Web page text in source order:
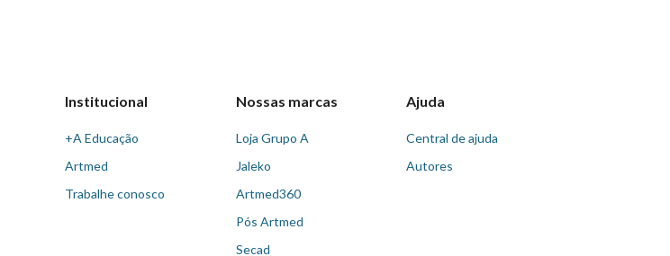
Institucional
+A Educação
Artmed
Trabalhe conosco
Nossas marcas
Loja Grupo A
Jaleko
Artmed360
Pós Artmed
Secad
Ajuda
Central de ajuda
Autores